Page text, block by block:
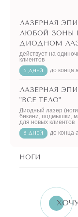
ЛАЗЕРНАЯ
ЛЮБОЙ ЗОНЫ
ДИОДНОМ
действует на
клиентов
5 ДНЕЙ до конца
ЛАЗЕРНАЯ
"ВСЕ ТЕЛО"
Диодный лазер
бикини, подмышки,
для новых клиентов
5 ДНЕЙ до конца
НОГИ
Реклама. ООО